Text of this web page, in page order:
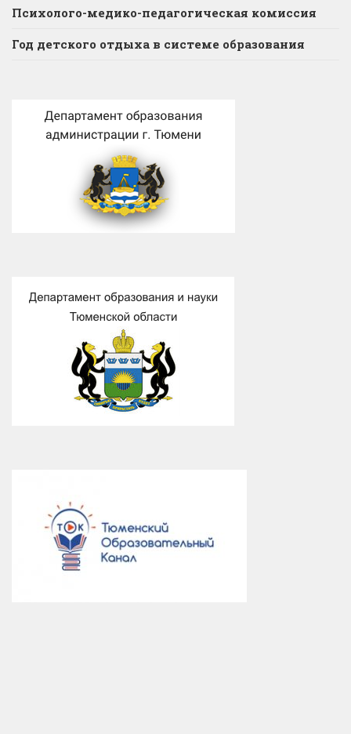
Психолого-медико-педагогическая комиссия
Год детского отдыха в системе образования